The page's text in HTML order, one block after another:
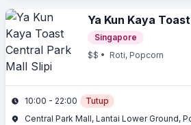
Ya Kun Kaya Toast
Singapore
$$ • Roti, Popcorn
10:00 - 22:00
Tutup